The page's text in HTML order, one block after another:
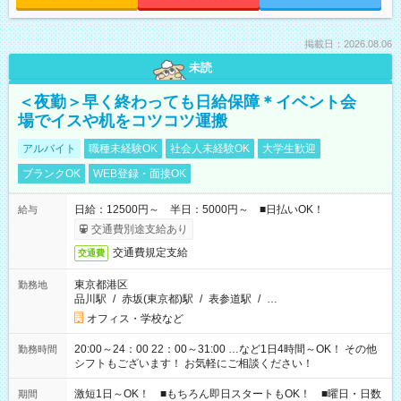
掲載日：2026.08.06
未読
＜夜勤＞早く終わっても日給保障＊イベント会
場でイスや机をコツコツ運搬
アルバイト 職種未経験OK 社会人未経験OK
大学生歓迎
ブランクOK
WEB登録・面接OK
給与
日給：12500円～ 半日：5000円～ ■日払いOK！
交通費別途支給あり
交通費 交通費規定支給
勤務地
東京都港区
品川駅 / 赤坂(東京都)駅 / 表参道駅 / …
オフィス・学校など
勤務時間
20:00～24：00 22：00～31:00 …など1日4時間～OK！ その他
シフトもございます！ お気軽にご相談ください！
期間
激短1日～OK！ ■もちろん即日スタートもOK！ ■曜日・日数